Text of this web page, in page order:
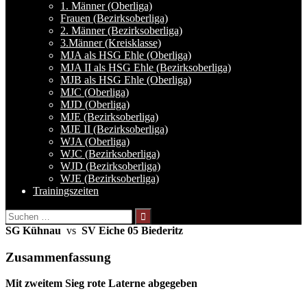
1. Männer (Oberliga)
Frauen (Bezirksoberliga)
2. Männer (Bezirksoberliga)
3.Männer (Kreisklasse)
MJA als HSG Ehle (Oberliga)
MJA II als HSG Ehle (Bezirksoberliga)
MJB als HSG Ehle (Oberliga)
MJC (Oberliga)
MJD (Oberliga)
MJE (Bezirksoberliga)
MJE II (Bezirksoberliga)
WJA (Oberliga)
WJC (Bezirksoberliga)
WJD (Bezirksoberliga)
WJE (Bezirksoberliga)
Trainingszeiten
Suchen
nach:
SG Kühnau vs SV Eiche 05 Biederitz
Zusammenfassung
Mit zweitem Sieg rote Laterne abgegeben